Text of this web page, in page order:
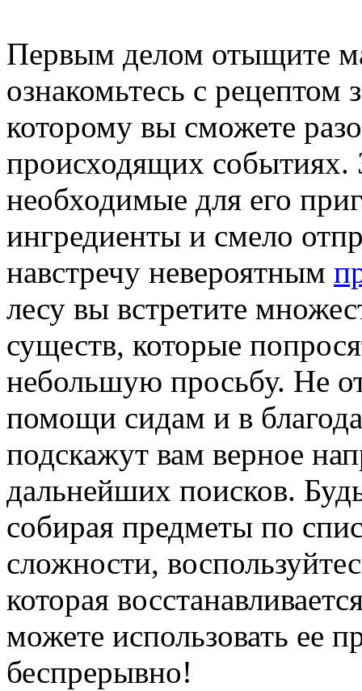
Первым делом отыщите
ознакомьтесь с рецептом
которому вы сможете
происходящих событиях.
необходимые для его
ингредиенты и смело
навстречу невероятным
лесу вы встретите
существ, которые
небольшую просьбу. Не
помощи сидам и в
подскажут вам верное
дальнейших поисков.
собирая предметы по
сложности,
которая
можете использовать ее
беспрерывно!